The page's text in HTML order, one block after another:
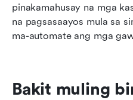
pinakamahusay na mga
na pagsasaayos mula sa
ma-automate ang mga
Bakit muling